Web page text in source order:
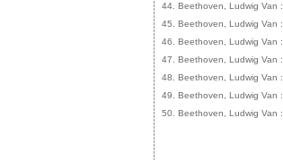
44. Beethoven, Ludwig Van :
45. Beethoven, Ludwig Van :
46. Beethoven, Ludwig Van :
47. Beethoven, Ludwig Van :
48. Beethoven, Ludwig Van :
49. Beethoven, Ludwig Van :
50. Beethoven, Ludwig Van :